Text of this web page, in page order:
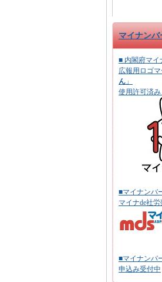
マイナンバ
■ 内閣府マイ
広報用ロゴマ
ん 」
使用許可済み
■マイナンバ
マイナde社労
■マイナンバ
申込み受付中